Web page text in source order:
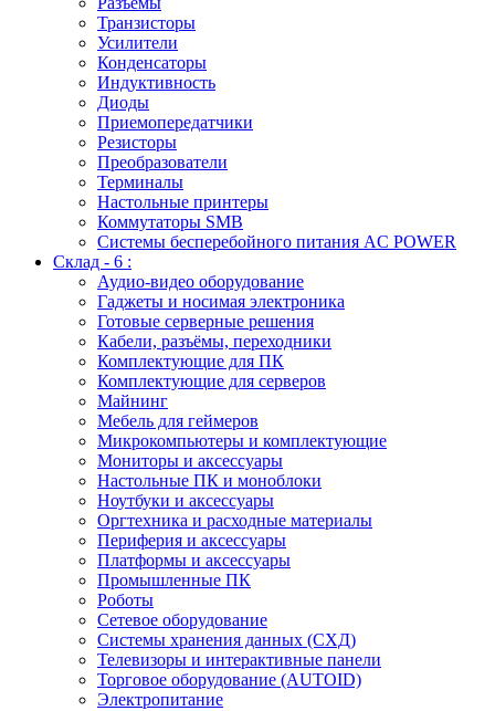
Транзисторы
Усилители
Конденсаторы
Индуктивность
Диоды
Приемопередатчики
Резисторы
Преобразователи
Терминалы
Настольные принтеры
Коммутаторы SMB
Системы бесперебойного питания AC POWER
Склад - 6 :
Аудио-видео оборудование
Гаджеты и носимая электроника
Готовые серверные решения
Кабели, разъёмы, переходники
Комплектующие для ПК
Комплектующие для серверов
Майнинг
Мебель для геймеров
Микрокомпьютеры и комплектующие
Мониторы и аксессуары
Настольные ПК и моноблоки
Ноутбуки и аксессуары
Оргтехника и расходные материалы
Периферия и аксессуары
Платформы и аксессуары
Промышленные ПК
Роботы
Сетевое оборудование
Системы хранения данных (СХД)
Телевизоры и интерактивные панели
Торговое оборудование (AUTOID)
Электропитание